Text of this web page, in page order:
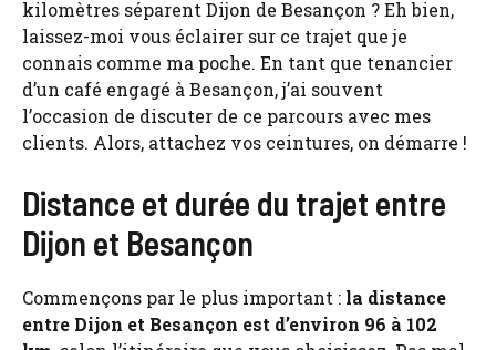
kilomètres séparent Dijon de Besançon ? Eh bien,
laissez-moi vous éclairer sur ce trajet que je
connais comme ma poche. En tant que tenancier
d’un café engagé à Besançon, j’ai souvent
l’occasion de discuter de ce parcours avec mes
clients. Alors, attachez vos ceintures, on démarre !
Distance et durée du trajet entre
Dijon et Besançon
Commençons par le plus important : la distance
entre Dijon et Besançon est d’environ 96 à 102